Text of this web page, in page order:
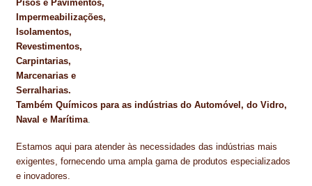
Pisos e Pavimentos,
Impermeabilizações,
Isolamentos,
Revestimentos,
Carpintarias,
Marcenarias e
Serralharias.
Também Químicos para as indústrias do Automóvel, do Vidro,
Naval e Marítima.
Estamos aqui para atender às necessidades das indústrias mais
exigentes, fornecendo uma ampla gama de produtos especializados
e inovadores.